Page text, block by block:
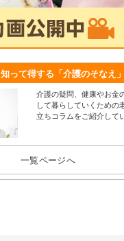
知って得する 「介護のそなえ」
介護の疑問、健康やお金
して暮らしていくための
立ちコラムをご紹介して
一覧ページへ